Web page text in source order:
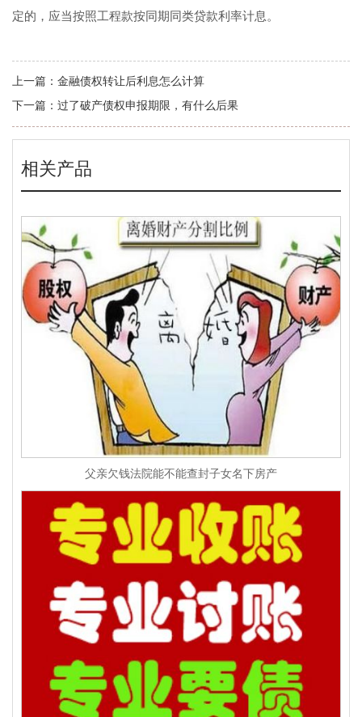
定的，应当按照工程款按同期同类贷款利率计息。
上一篇： 金融债权转让后利息怎么计算
下一篇： 过了破产债权申报期限，有什么后果
相关产品
父亲欠钱法院能不能查封子女名下房产